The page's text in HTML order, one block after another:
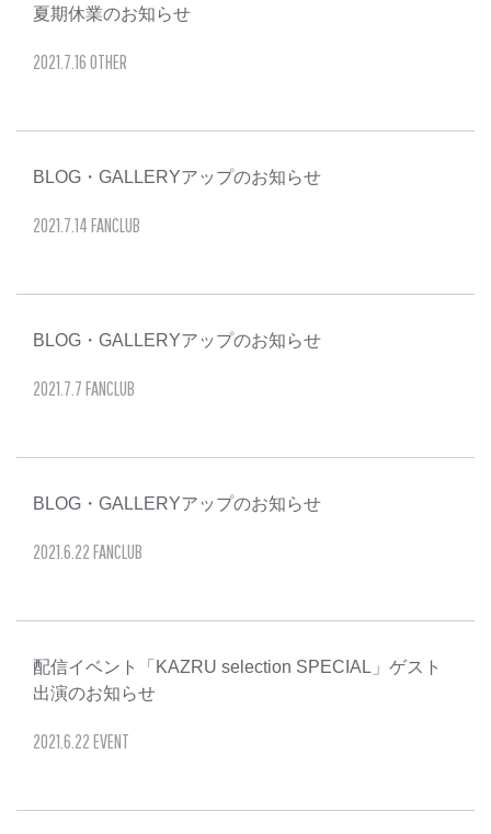
夏期休業のお知らせ
2021 716OTHER
BLOG・GALLERYアップのお知らせ
2021 714FANCLUB
BLOG・GALLERYアップのお知らせ
2021 7 7FANCLUB
BLOG・GALLERYアップのお知らせ
20216 22FANCLUB
配信イベント「KAZRU selection SPECIAL」ゲスト
出演のお知らせ
20216 22EVENT